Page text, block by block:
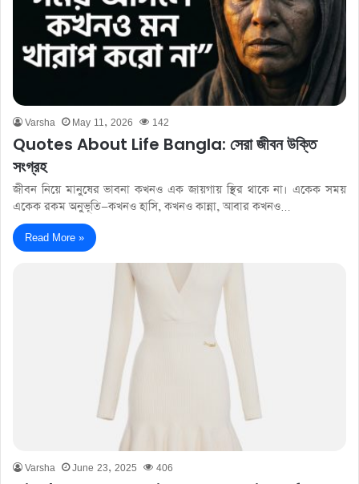
Varsha May 11, 2026 142
Quotes About Life Bangla: সেরা জীবন উক্তি
সংগ্রহ
জীবন নিয়ে মানুষের ভাবনা কখনও এক জায়গায় স্থির থাকে না। একেক সময়
একেক রকম অনুভূতি—কখনও হাসি, কখনও কান্না, আবার কখনও…
Read More »
Varsha June 23, 2025 406